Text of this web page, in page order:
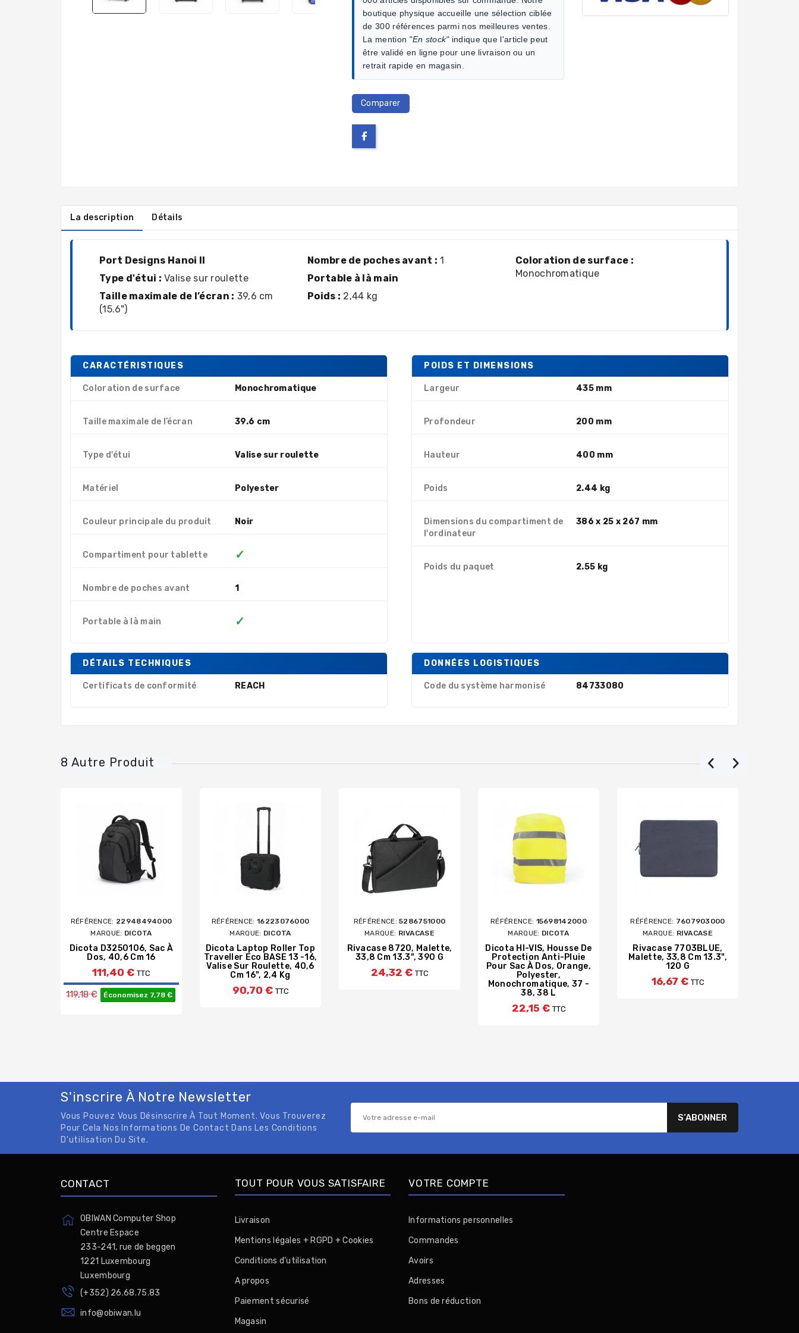
boutique physique accueille une sélection ciblée
de 300 références parmi nos meilleures ventes.
La mention "En stock"indique que l'article peut
être validé en ligne pour une livraison ou un
retrait rapide en magasin.
Comparer
La description Détails
Port Designs Hanoi II
Type d'étui : Valise sur roulette
Taille maximale de l’écran : 39,6 cm
(15.6")
Nombre de poches avant : 1
Portable à là main
Poids : 2,44 kg
Coloration de surface :
Monochromatique
CARACTÉRISTIQUES
Coloration de surface Monochromatique
Taille maximale de l’écran 39.6 cm
Type d'étui Valise sur roulette
Matériel Polyester
Couleur principale du produit Noir
Compartiment pour tablette ✓
Nombre de poches avant 1
Portable à là main ✓
POIDS ET DIMENSIONS
Largeur 435 mm
Profondeur 200 mm
Hauteur 400 mm
Poids 2.44 kg
Dimensions du compartiment de
l'ordinateur
386 x 25 x 267 mm
Poids du paquet 2.55 kg
DÉTAILS TECHNIQUES
Certificats de conformité REACH
DONNÉES LOGISTIQUES
Code du système harmonisé 84733080
8 Autre Produit
RÉFÉRENCE: 22948494000
MARQUE: DICOTA
Dicota D3250106, Sac À
Dos, 40,6 Cm 16
111,40 € TTC
Prix de base
119,18 € Économisez 7,78 €
RÉFÉRENCE: 16223076000
MARQUE: DICOTA
Dicota Laptop Roller Top
Traveller Eco BASE 13 -16,
Valise Sur Roulette, 40,6
Cm 16", 2,4 Kg
90,70 € TTC
RÉFÉRENCE:5286751000
MARQUE: RIVACASE
Rivacase 8720, Malette,
33,8 Cm 13.3", 390 G
24,32 € TTC
RÉFÉRENCE: 15698142000
MARQUE: DICOTA
Dicota HI-VIS, Housse De
Protection Anti-Pluie
Pour Sac À Dos, Orange,
Polyester,
Monochromatique, 37 -
38, 38 L
22,15 € TTC
RÉFÉRENCE: 7607903000
MARQUE: RIVACASE
Rivacase 7703BLUE,
Malette, 33,8 Cm 13.3",
120 G
16,67 € TTC
S'inscrire À Notre Newsletter
Vous Pouvez Vous Désinscrire À Tout Moment. Vous Trouverez
Pour Cela Nos Informations De Contact Dans Les Conditions
D'utilisation Du Site.
CONTACT
OBIWAN Computer Shop
Centre Espace
233-241, rue de beggen
1221 Luxembourg
Luxembourg
(+352) 26.68.75.83
info@obiwan.lu
TOUT POUR VOUS SATISFAIRE
Livraison
Mentions légales + RGPD + Cookies
Conditions d'utilisation
A propos
Paiement sécurisé
Magasin
VOTRE COMPTE
Informations personnelles
Commandes
Avoirs
Adresses
Bons de réduction